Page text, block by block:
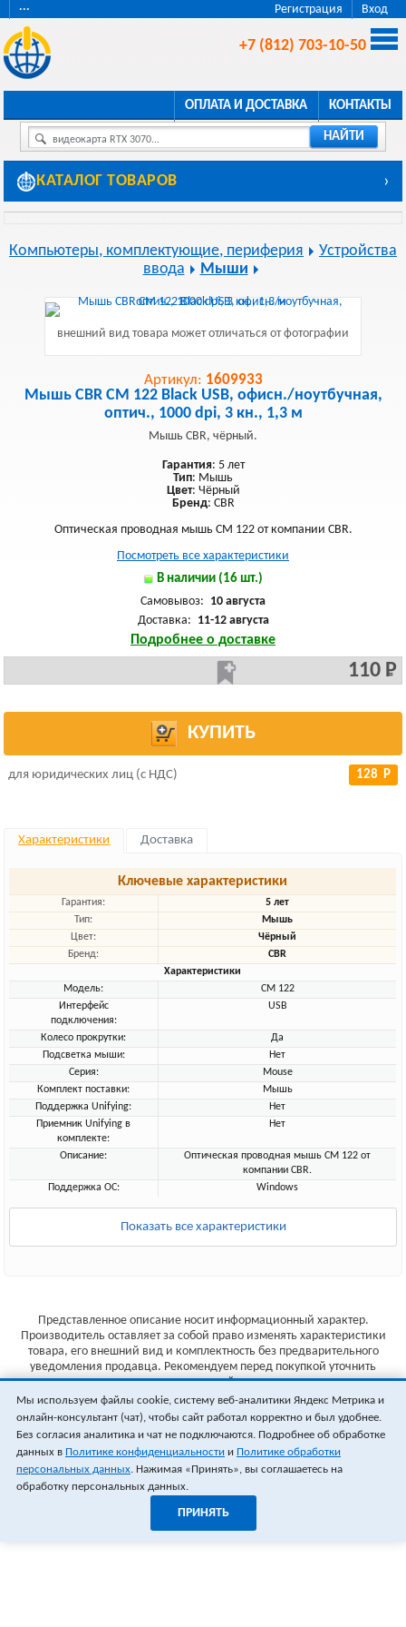
Регистрация Вход
···
+7 (812) 703-10-50
ОПЛАТА И ДОСТАВКА КОНТАКТЫ
видеокарта RTX 3070... НАЙТИ
КАТАЛОГ ТОВАРОВ ›
Компьютеры, комплектующие, периферия
Устройства
ввода
Мыши
внешний вид товара может отличаться от фотографии
Артикул: 1609933
Мышь CBR CM 122 Black USB, офисн./ноутбучная,
оптич., 1000 dpi, 3 кн., 1,3 м
Мышь CBR, чёрный.
Гарантия: 5 лет
Тип: Мышь
Цвет: Чёрный
Бренд: CBR
Оптическая проводная мышь CМ 122 от компании CBR.
Посмотреть все характеристики
В наличии (16 шт.)
Самовывоз: 10 августа
Доставка: 11-12 августа
Подробнее о доставке
110 Р
КУПИТЬ
для юридических лиц (с НДС) 128 Р
Характеристики Доставка
Ключевые характеристики
Гарантия:
5 лет
Тип:
Мышь
Цвет:
Чёрный
Бренд:
CBR
Характеристики
Модель:
CМ 122
Интерфейс
подключения:
USB
Колесо прокрутки:
Да
Подсветка мыши:
Нет
Серия:
Mouse
Комплект поставки:
Мышь
Поддержка Unifying:
Нет
Приемник Unifying в
комплекте:
Нет
Описание:
Оптическая проводная мышь CМ 122 от
компании CBR.
Поддержка ОС:
Windows
Показать все характеристики
Представленное описание носит информационный характер.
Производитель оставляет за собой право изменять характеристики
товара, его внешний вид и комплектность без предварительного
уведомления продавца. Рекомендуем перед покупкой уточнить
характеристики товара на сайте производителя.
Указанные цены не являются публичной офертой (ст.435 ГК РФ).
Стоимость и наличие товара уточняйте у менеджера.
Мы используем файлы cookie, систему веб-аналитики Яндекс Метрика и
онлайн-консультант (чат), чтобы сайт работал корректно и был удобнее.
Без согласия аналитика и чат не подключаются. Подробнее об обработке
данных в Политике конфиденциальности и Политике обработки
персональных данных. Нажимая «Принять», вы соглашаетесь на
обработку персональных данных.
ПРИНЯТЬ